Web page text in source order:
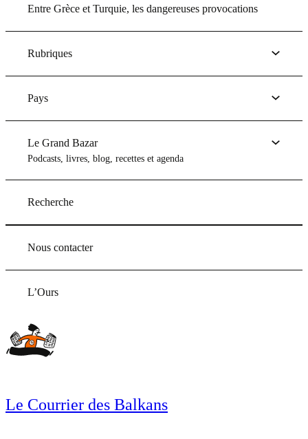
Entre Grèce et Turquie, les dangereuses provocations
Rubriques
Pays
Le Grand Bazar
Podcasts, livres, blog, recettes et agenda
Recherche
Nous contacter
L’Ours
Le Courrier des Balkans